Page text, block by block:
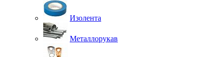
Изолента
Металлорукав